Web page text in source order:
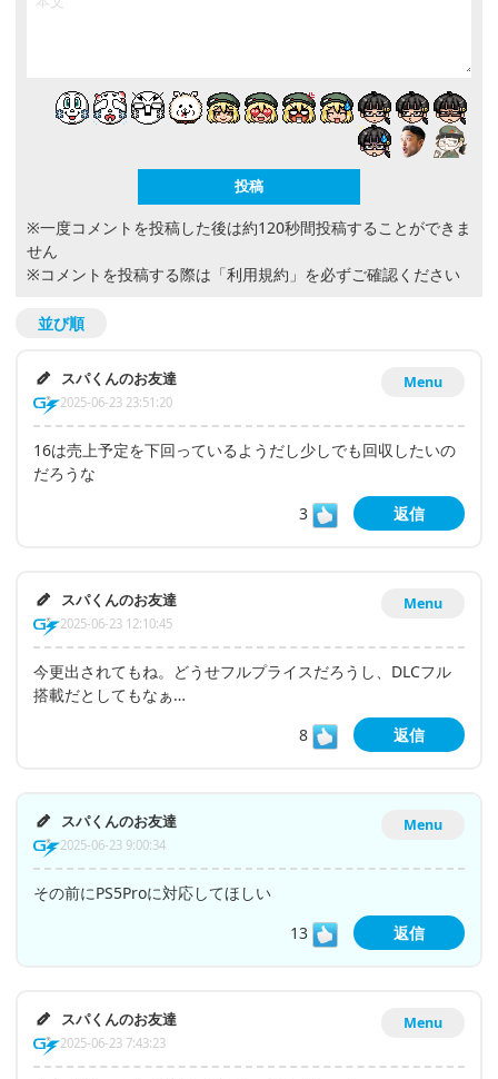
※一度コメントを投稿した後は約120秒間投稿することができま
せん
※コメントを投稿する際は 「利用規約」 を必ずご確認ください
並び順
Menu
スパくんのお友達
2025-06-23 23:51:20
16は売上予定を下回っているようだし少しでも回収したいの
だろうな
3
返信
Menu
スパくんのお友達
2025-06-23 12:10:45
今更出されてもね。どうせフルプライスだろうし、DLCフル
搭載だとしてもなぁ…
8
返信
Menu
スパくんのお友達
2025-06-23 9:00:34
その前にPS5Proに対応してほしい
13
返信
Menu
スパくんのお友達
2025-06-23 7:43:23